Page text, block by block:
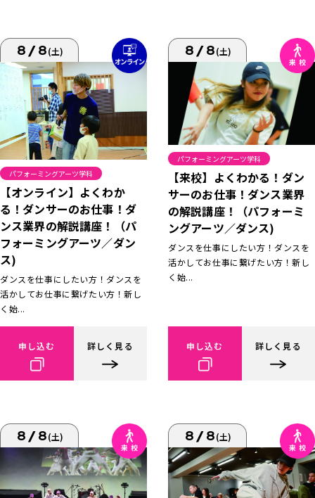
8/8(土)
パフォーミングアーツ学科
【オンライン】よくわか
る！ダンサーのお仕事！ダ
ンス業界の解説講座！（パ
フォーミングアーツ／ダン
ス)
ダンスを仕事にしたい方！ダンスを
活かしてお仕事に繋げたい方！新し
く始...
申し込む 詳しく見る
8/8(土)
パフォーミングアーツ学科
【来校】よくわかる！ダン
サーのお仕事！ダンス業界
の解説講座！（パフォーミ
ングアーツ／ダンス)
ダンスを仕事にしたい方！ダンスを
活かしてお仕事に繋げたい方！新し
く始...
申し込む 詳しく見る
8/8(土) 8/8(土)